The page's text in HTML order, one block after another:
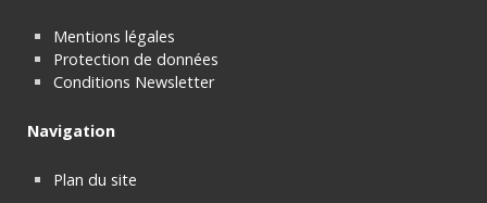
Mentions légales
Protection de données
Conditions Newsletter
Navigation
Plan du site